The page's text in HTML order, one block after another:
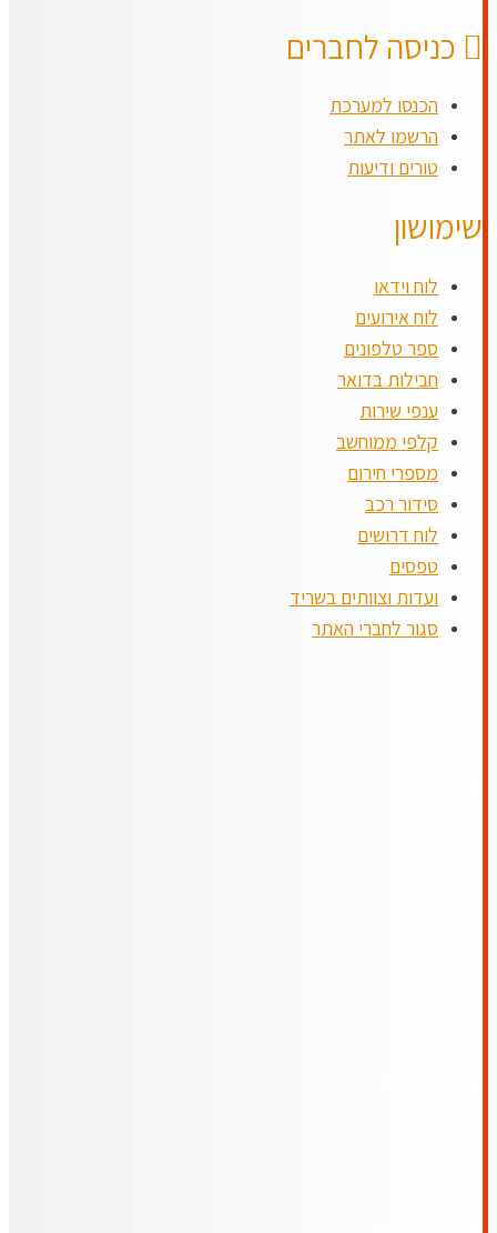
כניסה לחברים
הכנסו למערכת
הרשמו לאתר
טורים ודיעות
שימושון
לוח וידאו
לוח אירועים
ספר טלפונים
חבילות בדואר
ענפי שירות
קלפי ממוחשב
מספרי חירום
סידור רכב
לוח דרושים
טפסים
ועדות וצוותים בשריד
סגור לחברי האתר